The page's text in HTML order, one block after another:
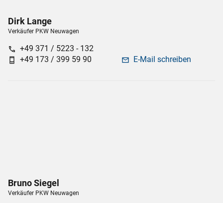
Dirk Lange
Verkäufer PKW Neuwagen
call +49 371 / 5223 - 132
phone_android +49 173 / 399 59 90 mail E-Mail schreiben
BrunoSiegel
Verkäufer PKW Neuwagen